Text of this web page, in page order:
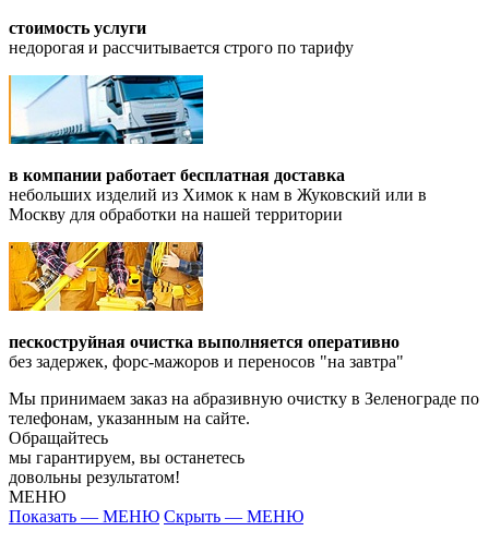
стоимость услуги
недорогая и рассчитывается строго по тарифу
в компании работает бесплатная доставка
небольших изделий из Химок к нам в Жуковский или в
Москву для обработки на нашей территории
пескоструйная очистка выполняется оперативно
без задержек, форс-мажоров и переносов "на завтра"
Мы принимаем заказ на абразивную очистку в Зеленограде по
телефонам, указанным на сайте.
Обращайтесь
мы гарантируем, вы останетесь
довольны результатом!
МЕНЮ
Показать — МЕНЮ Скрыть — МЕНЮ